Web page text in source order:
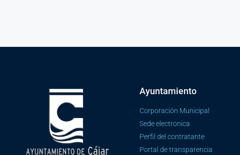
Ayuntamiento
Corporación Municipal
Sede electronica
Perfil del contratante
Portal de transparencia